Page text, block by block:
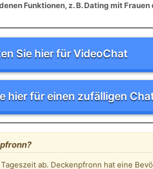
Funktionen, z. B. Dating mit
Sie hier für VideoChat
hier für einen zufälligen
ab. Deckenpfronn hat eine